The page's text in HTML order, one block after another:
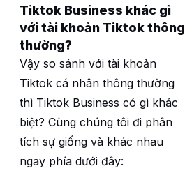
Tiktok Business khác gì
với tài khoản Tiktok thông
thường?
Vậy so sánh với tài khoản
Tiktok cá nhân thông thường
thì Tiktok Business có gì khác
biệt? Cùng chúng tôi đi phân
tích sự giống và khác nhau
ngay phía dưới đây: